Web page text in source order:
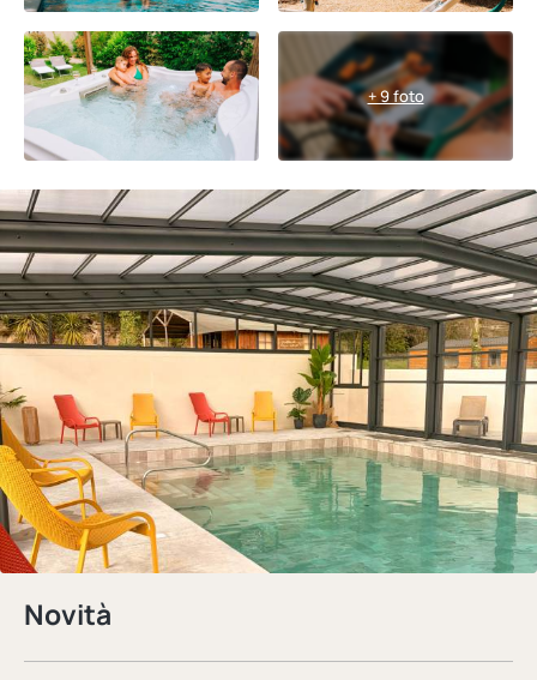
+ 9 foto
Novità